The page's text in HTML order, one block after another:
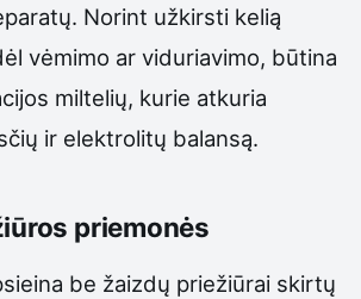
Norint užkirsti kelią
vėmimo ar viduriavimo, būtina
miltelių, kurie atkuria
ir elektrolitų balansą.
priemonės
be žaizdų priežiūrai skirtų